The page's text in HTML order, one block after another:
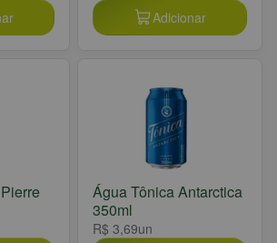
Adicionar
Água Tônica Antarctica
350ml
R$ 3,69un